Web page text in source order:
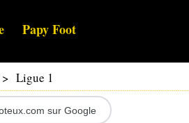
Papy Foot
> Ligue 1
sur Google